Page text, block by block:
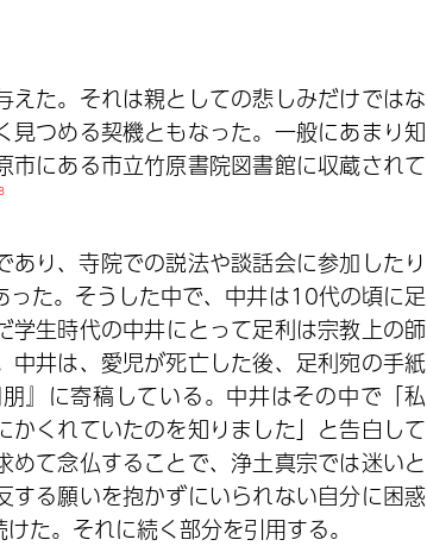
えた。それは親としての悲しみだけではな
つめる契機ともなった。一般にあまり知
にある市立竹原書院図書館に収蔵されて
り、寺院での説法や談話会に参加したり
た。そうした中で、中井は10代の頃に足
学生時代の中井にとって足利は宗教上の師
井は、愛児が死亡した後、足利宛の手紙
』に寄稿している。中井はその中で「私
くれていたのを知りました」と告白して
て念仏することで、浄土真宗では迷いと
する願いを抱かずにいられない自分に困惑
た。それに続く部分を引用する。